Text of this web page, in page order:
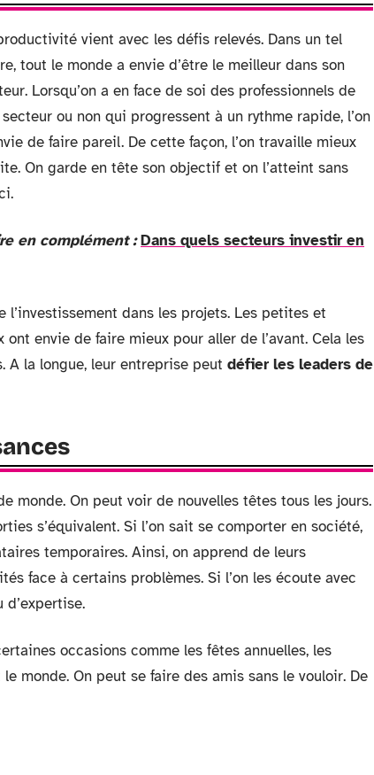
vient avec les défis relevés. Dans un tel
tout le monde a envie d’être le meilleur dans son
Lorsqu’on a en face de soi des professionnels de
ou non qui progressent à un rythme rapide, l’on
de faire pareil. De cette façon, l’on travaille mieux
On garde en tête son objectif et on l’atteint sans
en complément : Dans quels secteurs investir en
dans les projets. Les petites et
envie de faire mieux pour aller de l’avant. Cela les
A la longue, leur entreprise peut défier les leaders de
monde. On peut voir de nouvelles têtes tous les jours.
s’équivalent. Si l’on sait se comporter en société,
temporaires. Ainsi, on apprend de leurs
face à certains problèmes. Si l’on les écoute avec
occasions comme les fêtes annuelles, les
monde. On peut se faire des amis sans le vouloir. De